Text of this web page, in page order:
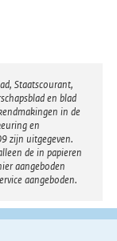
Staatscourant,
en blad
in de
en
zijn uitgegeven.
de in papieren
aangeboden
aangeboden.